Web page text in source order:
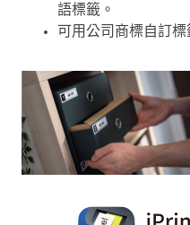
語標籤。
可用公司商標自訂標